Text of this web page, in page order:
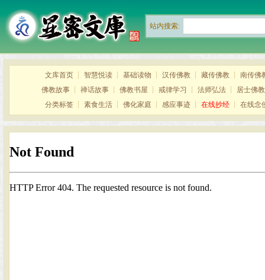
站内搜索:
文库首页 ┊ 智慧悦读 ┊ 基础读物 ┊ 汉传佛教 ┊ 藏传佛教 ┊ 南传佛
佛教故事 ┊ 禅话故事 ┊ 佛教书屋 ┊ 戒律学习 ┊ 法师弘法 ┊ 居士佛教
分类标签 ┊ 素食生活 ┊ 佛化家庭 ┊ 感应事迹 ┊ 在线抄经 ┊ 在线念